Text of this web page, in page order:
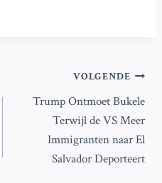
VOLGENDE
Trump Ontmoet Bukele
Terwijl de VS Meer
Immigranten naar El
Salvador Deporteert